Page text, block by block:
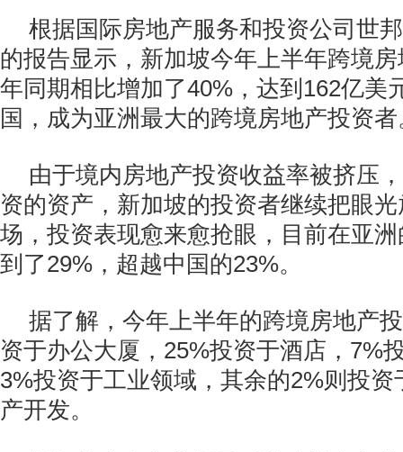
根据国际房地产服务和投资公司世
的报告显示，新加坡今年上半年跨境
年同期相比增加了40%，达到162亿美
国，成为亚洲最大的跨境房地产投资者
由于境内房地产投资收益率被挤压
资的资产，新加坡的投资者继续把眼
场，投资表现愈来愈抢眼，目前在亚
到了29%，超越中国的23%。
据了解，今年上半年的跨境房地产
资于办公大厦，25%投资于酒店，7%
3%投资于工业领域，其余的2%则投
产开发。